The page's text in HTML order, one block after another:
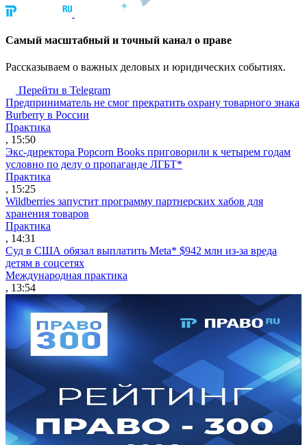
Cамый масштабный и точный канал о праве
Рассказываем о важных деловых и юридических событиях.
Перейти в Telegram
Предприниматель не смог прекратить охрану товарного знака
Burberry в России
Практика
, 15:50
Экс-директора Popcorn Books приговорили к четырем годам
условно по делу о пропаганде ЛГБТ*
Практика
, 15:25
Wildberries запустит программу партнерских хабов для
хранения товаров
Практика
, 14:31
Суд в США обязал выплатить Meta* $942 млн из-за вреда
детям в соцсетях
Международная практика
, 13:54